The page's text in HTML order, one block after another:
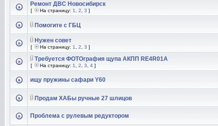
Ремонт ДВС Новосибирск
[ На страницу: 1 2 3 ]
Помогите с ГБЦ
Нужен совет
[ На страницу: 1 2 3 ]
Требуется ФОТОграфия щупа АКПП RE4R01A
[ На страницу: 1 2 3 4 ]
ищу пружины сафари Y60
Продам ХАБы ручные 27 шлицов
Проблема с рулевым редуктором